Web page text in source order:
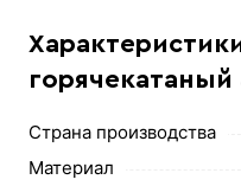
Страна производства
Материал